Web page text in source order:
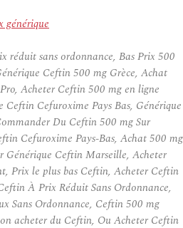
générique
réduit sans ordonnance, Bas Prix 500
Ceftin 500 mg Grèce, Achat
Acheter Ceftin 500 mg en ligne
Ceftin Cefuroxime Pays Bas, Générique
Du Ceftin 500 mg Sur
Cefuroxime Pays-Bas, Achat 500 mg
Ceftin Marseille, Acheter
Prix le plus bas Ceftin, Acheter Ceftin
À Prix Réduit Sans Ordonnance,
Sans Ordonnance, Ceftin 500 mg
acheter du Ceftin, Ou Acheter Ceftin